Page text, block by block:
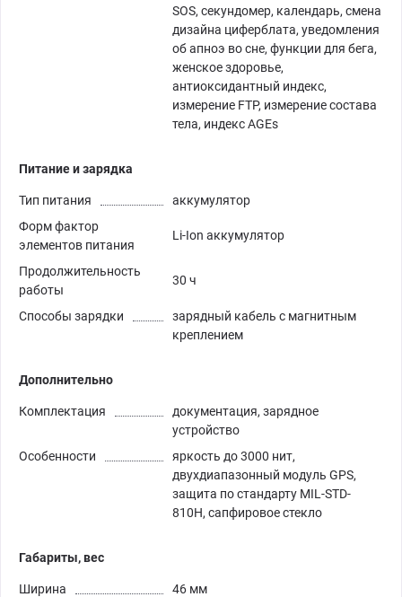
SOS, секундомер, календарь, смена
дизайна циферблата, уведомления
об апноэ во сне, функции для бега,
женское здоровье,
антиоксидантный индекс,
измерение FTP, измерение состава
тела, индекс AGEs
Питание и зарядка
Тип питания
аккумулятор
Форм фактор
элементов питания
Li-Ion аккумулятор
Продолжительность
работы
30 ч
Способы зарядки
зарядный кабель с магнитным
креплением
Дополнительно
Комплектация
документация, зарядное
устройство
Особенности
яркость до 3000 нит,
двухдиапазонный модуль GPS,
защита по стандарту MIL-STD-
810Н, сапфировое стекло
Габариты, вес
Ширина
46 мм